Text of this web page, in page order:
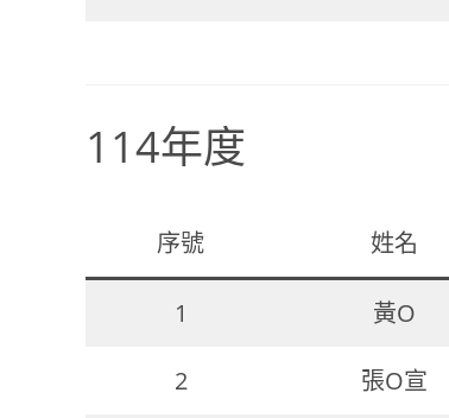
114年度
序號 姓名
1 黃O
2 張O宣